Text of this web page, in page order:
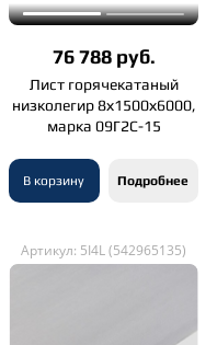
76 788 руб.
Лист горячекатаный
низколегир 8х1500х6000,
марка 09Г2С-15
В корзину Подробнее
Артикул: 5I4L (542965135)